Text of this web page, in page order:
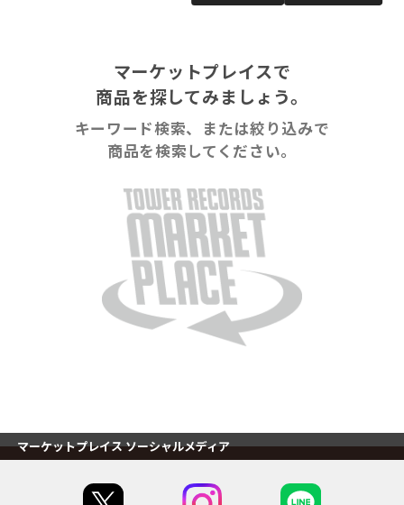
マーケットプレイスで
商品を探してみましょう。
キーワード検索、または絞り込みで
商品を検索してください。
マーケットプレイス ソーシャルメディア